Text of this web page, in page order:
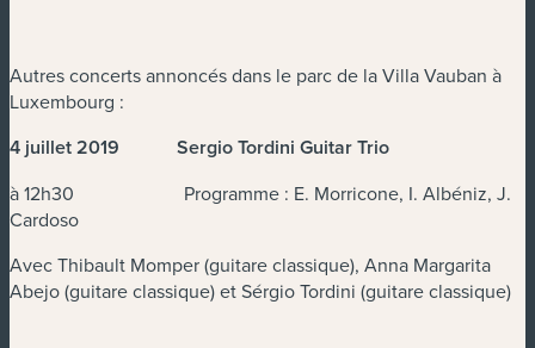
Autres concerts annoncés dans le parc de la Villa Vauban à
Luxembourg :
4 juillet 2019 Sergio Tordini Guitar Trio
à 12h30 Programme : E. Morricone, I. Albéniz, J.
Cardoso
Avec Thibault Momper (guitare classique), Anna Margarita
Abejo (guitare classique) et Sérgio Tordini (guitare classique)